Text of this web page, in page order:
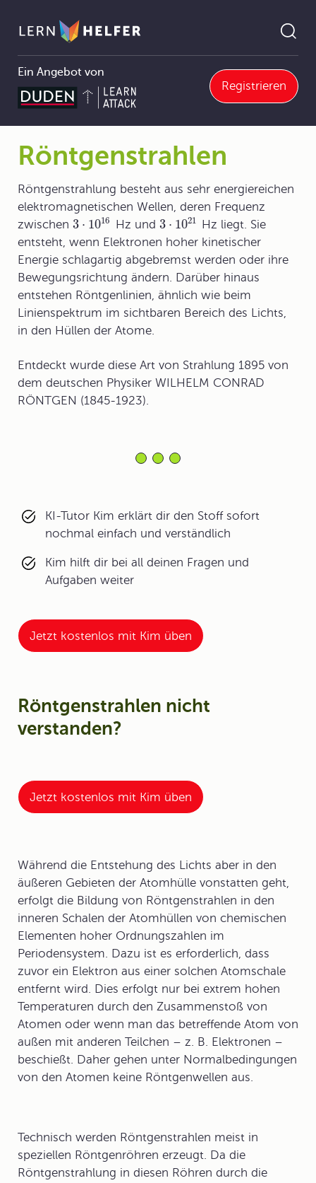
Ein Angebot von
Registrieren
Pfadnavigation
6 Grundlagen der Genetik 6.6 Variabilität der Organismen Röntgenstrahlen
Röntgenstrahlen
Röntgenstrahlung besteht aus sehr energiereichen
elektromagnetischen Wellen, deren Frequenz
zwischen 3 ⋅ 1016 Hz und 3 ⋅ 1021 Hz liegt. Sie
entsteht, wenn Elektronen hoher kinetischer
Energie schlagartig abgebremst werden oder ihre
Bewegungsrichtung ändern. Darüber hinaus
entstehen Röntgenlinien, ähnlich wie beim
Linienspektrum im sichtbaren Bereich des Lichts,
in den Hüllen der Atome.
Entdeckt wurde diese Art von Strahlung 1895 von
dem deutschen Physiker WILHELM CONRAD
RÖNTGEN (1845-1923).
KI-Tutor Kim erklärt dir den Stoff sofort
nochmal einfach und verständlich
Kim hilft dir bei all deinen Fragen und
Aufgaben weiter
Jetzt kostenlos mit Kim üben
Röntgenstrahlen nicht
verstanden?
Jetzt kostenlos mit Kim üben
Während die Entstehung des Lichts aber in den
äußeren Gebieten der Atomhülle vonstatten geht,
erfolgt die Bildung von Röntgenstrahlen in den
inneren Schalen der Atomhüllen von chemischen
Elementen hoher Ordnungszahlen im
Periodensystem. Dazu ist es erforderlich, dass
zuvor ein Elektron aus einer solchen Atomschale
entfernt wird. Dies erfolgt nur bei extrem hohen
Temperaturen durch den Zusammenstoß von
Atomen oder wenn man das betreffende Atom von
außen mit anderen Teilchen – z. B. Elektronen –
beschießt. Daher gehen unter Normalbedingungen
von den Atomen keine Röntgenwellen aus.
Technisch werden Röntgenstrahlen meist in
speziellen Röntgenröhren erzeugt. Da die
Röntgenstrahlung in diesen Röhren durch die